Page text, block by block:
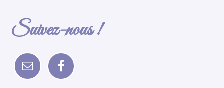
Suivez-nous !